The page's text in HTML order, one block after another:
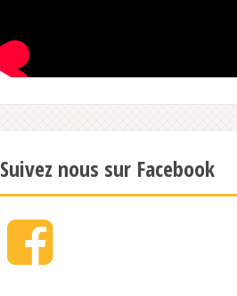
Suivez nous sur Facebook
Facebook